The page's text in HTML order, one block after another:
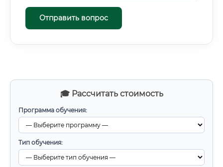
🎓 Рассчитать стоимость
Программа обучения:
Тип обучения:
Отправить вопрос